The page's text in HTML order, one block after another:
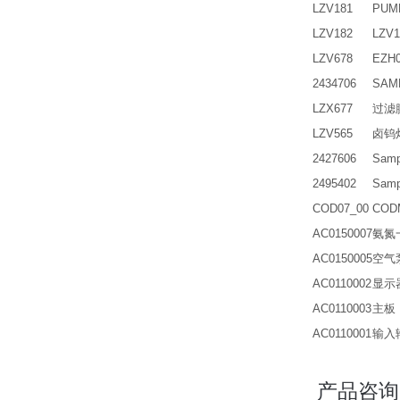
LZV181
LZV182
LZV678
2434706
LZX677
过滤
LZV565
卤钨
2427606
2495402
COD07_00
AC0150007氨氮
AC0150005空气
AC0110002显示
AC0110003主板
AC0110001输入
产品咨询